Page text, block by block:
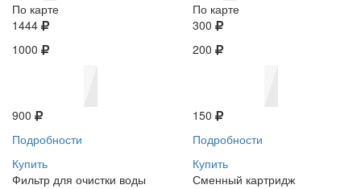
По карте
1444
1000
900
Подробности
Купить
По карте
300
200
150
Подробности
Купить
Фильтр для очистки воды
Сменный картридж